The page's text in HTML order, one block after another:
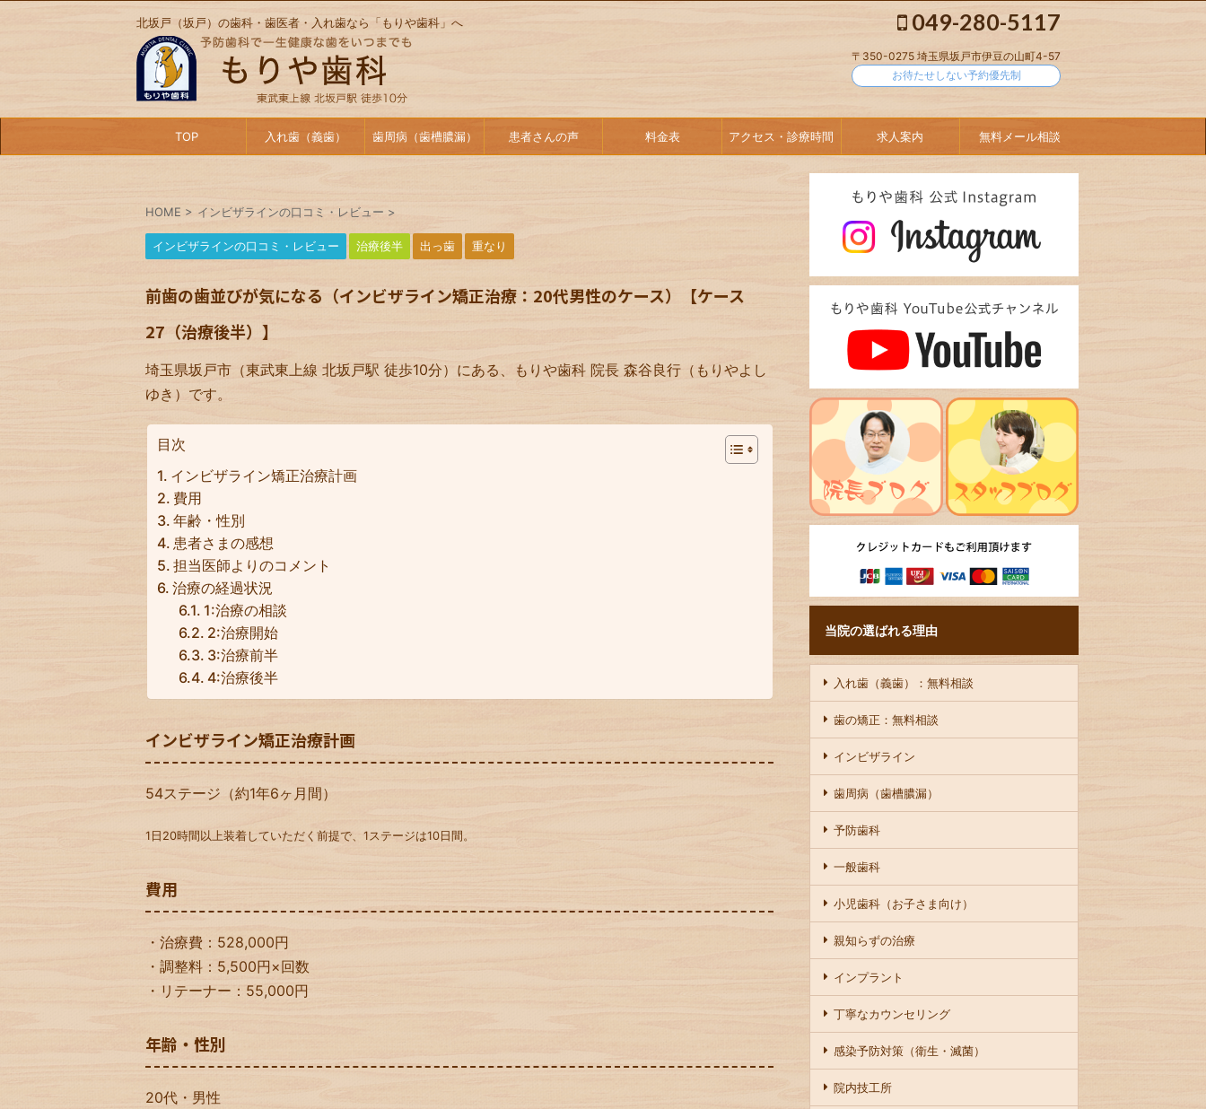
北坂戸（坂戸）の歯科・歯医者・入れ歯なら「もりや歯科」へ 049-280-5117
〒350-0275 埼玉県坂戸市伊豆の山町4-57
お待たせしない予約優先制
TOP 入れ歯（義歯） 歯周病（歯槽膿漏） 患者さんの声 料金表 アクセス・診療時間 求人案内 無料メール相談
HOME > インビザラインの口コミ・レビュー >
インビザラインの口コミ・レビュー 治療後半 出っ歯 重なり
前歯の歯並びが気になる（インビザライン矯正治療：20代男性のケース）【ケース
27（治療後半）】
埼玉県坂戸市（東武東上線 北坂戸駅 徒歩10分）にある、もりや歯科 院長 森谷良行（もりやよし
ゆき）です。
目次
インビザライン矯正治療計画
費用
年齢・性別
患者さまの感想
担当医師よりのコメント
治療の経過状況
1:治療の相談
2:治療開始
3:治療前半
4:治療後半
インビザライン矯正治療計画
54ステージ（約1年6ヶ月間）
1日20時間以上装着していただく前提で、1ステージは10日間。
費用
・治療費：528,000円
・調整料：5,500円×回数
・リテーナー：55,000円
年齢・性別
20代・男性
当院の選ばれる理由
入れ歯（義歯）：無料相談
歯の矯正：無料相談
インビザライン
歯周病（歯槽膿漏）
予防歯科
一般歯科
小児歯科（お子さま向け）
親知らずの治療
インプラント
丁寧なカウンセリング
感染予防対策（衛生・滅菌）
院内技工所